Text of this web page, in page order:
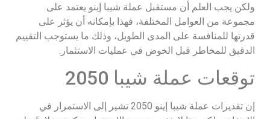
ولكن يجب العلم أن مستقبل عملة شيبا إينو يعتمد على
مجموعة من العوامل المختلفة، فهذا بإمكانه أن يؤثر على
قدرتها للمنافسة على المدى الطويل، وذلك ما يستوجب التقييم
الدقيق للمخاطر قبل الخوض في عمليات الاستثمار.
توقعات عملة شيبا 2050
إن تقديرات عملة شيبا إينو 2050 تشير إلى الاستمرار في